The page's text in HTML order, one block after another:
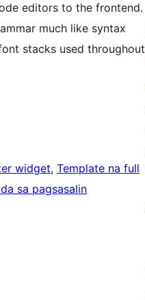
editors to the frontend.
much like syntax
stacks used throughout
widget, Template na full
sa pagsasalin